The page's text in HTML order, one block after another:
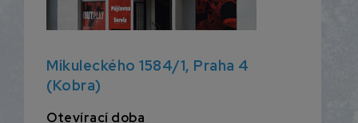
Mikuleckého 1584/1, Praha 4
(Kobra)
Otevírací doba